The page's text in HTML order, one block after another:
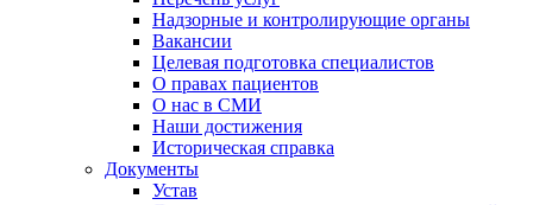
Надзорные и контролирующие органы
Вакансии
Целевая подготовка специалистов
О правах пациентов
О нас в СМИ
Наши достижения
Историческая справка
Документы
Устав